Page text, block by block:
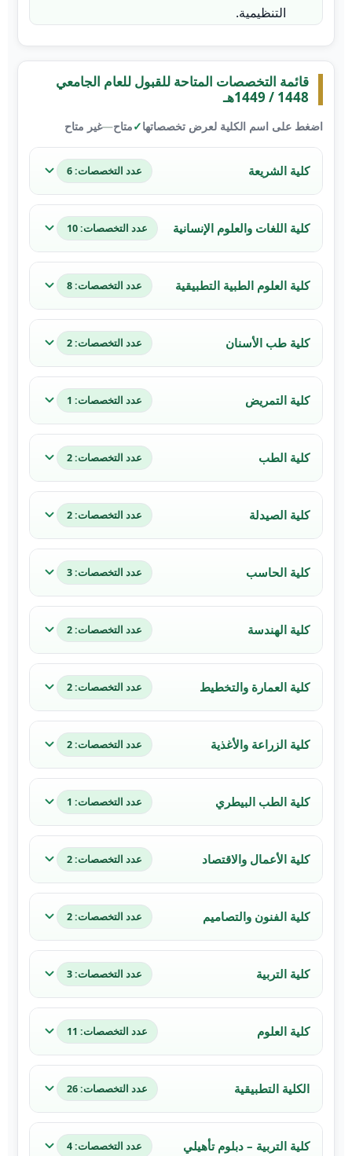
التنظيمية.
قائمة التخصصات المتاحة للقبول للعام الجامعي
1448 / 1449هـ
اضغط على اسم الكلية لعرض تخصصاتها✓متاح—غير متاح
كلية الشريعة عدد التخصصات: 6
كلية اللغات والعلوم الإنسانية عدد التخصصات: 10
كلية العلوم الطبية التطبيقية عدد التخصصات: 8
كلية طب الأسنان عدد التخصصات: 2
كلية التمريض عدد التخصصات: 1
كلية الطب عدد التخصصات: 2
كلية الصيدلة عدد التخصصات: 2
كلية الحاسب عدد التخصصات: 3
كلية الهندسة عدد التخصصات: 2
كلية العمارة والتخطيط عدد التخصصات: 2
كلية الزراعة والأغذية عدد التخصصات: 2
كلية الطب البيطري عدد التخصصات: 1
كلية الأعمال والاقتصاد عدد التخصصات: 2
كلية الفنون والتصاميم عدد التخصصات: 2
كلية التربية عدد التخصصات: 3
كلية العلوم عدد التخصصات: 11
الكلية التطبيقية عدد التخصصات: 26
كلية التربية – دبلوم تأهيلي عدد التخصصات: 4